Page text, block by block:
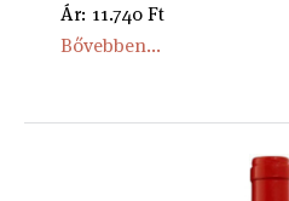
Ár: 11.740 Ft
Bővebben...